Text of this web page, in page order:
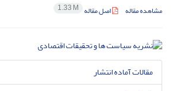
مشاهده مقاله اصل مقاله 1.33 M
مقالات آماده انتشار